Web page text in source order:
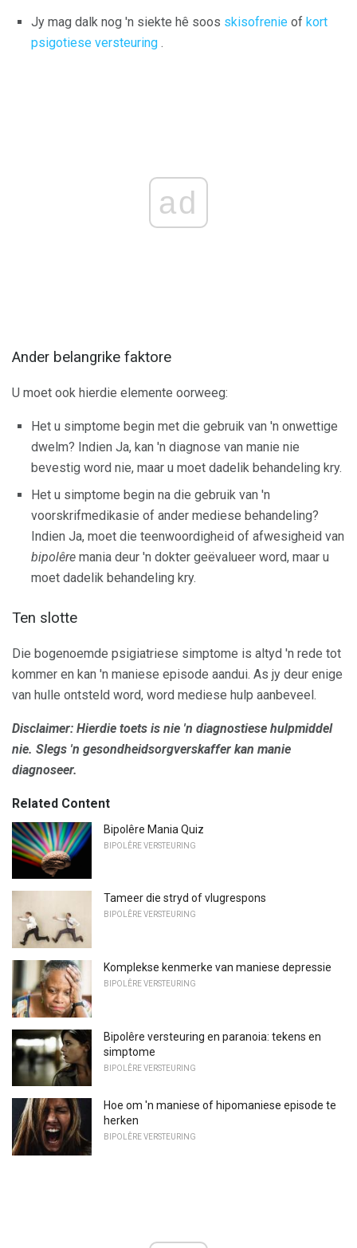
Jy mag dalk nog 'n siekte hê soos skisofrenie of kort
psigotiese versteuring .
ad
Ander belangrike faktore
U moet ook hierdie elemente oorweeg:
Het u simptome begin met die gebruik van 'n onwettige
dwelm? Indien Ja, kan 'n diagnose van manie nie
bevestig word nie, maar u moet dadelik behandeling kry.
Het u simptome begin na die gebruik van 'n
voorskrifmedikasie of ander mediese behandeling?
Indien Ja, moet die teenwoordigheid of afwesigheid van
bipolêre mania deur 'n dokter geëvalueer word, maar u
moet dadelik behandeling kry.
Ten slotte
Die bogenoemde psigiatriese simptome is altyd 'n rede tot
kommer en kan 'n maniese episode aandui. As jy deur enige
van hulle ontsteld word, word mediese hulp aanbeveel.
Disclaimer: Hierdie toets is nie 'n diagnostiese hulpmiddel
nie. Slegs 'n gesondheidsorgverskaffer kan manie
diagnoseer.
Related Content
Bipolêre Mania Quiz
BIPOLÊRE VERSTEURING
Tameer die stryd of vlugrespons
BIPOLÊRE VERSTEURING
Komplekse kenmerke van maniese depressie
BIPOLÊRE VERSTEURING
Bipolêre versteuring en paranoia: tekens en
simptome
BIPOLÊRE VERSTEURING
Hoe om 'n maniese of hipomaniese episode te
herken
BIPOLÊRE VERSTEURING